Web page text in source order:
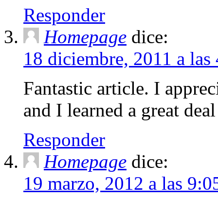
Responder
Homepage dice:
18 diciembre, 2011 a
Fantastic article. I
and I learned a great
Responder
Homepage dice:
19 marzo, 2012 a las